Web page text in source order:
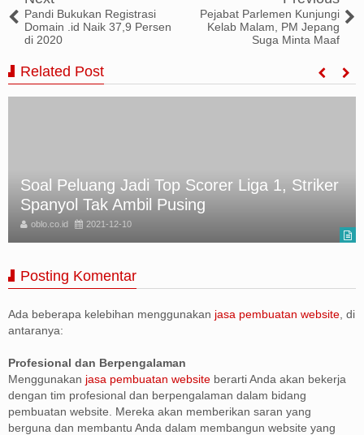
Pandi Bukukan Registrasi
Domain .id Naik 37,9 Persen
di 2020
Pejabat Parlemen Kunjungi
Kelab Malam, PM Jepang
Suga Minta Maaf
Related Post
Soal Peluang Jadi Top Scorer Liga 1, Striker
Spanyol Tak Ambil Pusing
oblo.co.id 2021-12-10
Posting Komentar
Ada beberapa kelebihan menggunakan jasa pembuatan website , di
antaranya:
Profesional dan Berpengalaman
Menggunakan jasa pembuatan website berarti Anda akan bekerja
dengan tim profesional dan berpengalaman dalam bidang
pembuatan website. Mereka akan memberikan saran yang
berguna dan membantu Anda dalam membangun website yang